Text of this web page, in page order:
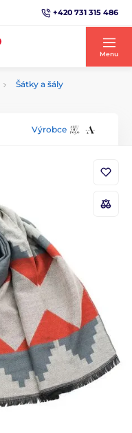
+420 731 315 486
Menu
Šátky a šály
Výrobce